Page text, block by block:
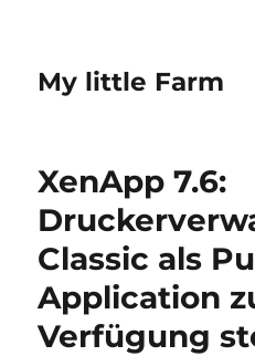
My little Farm
XenApp 7.6:
Classic als
Application
Verfügung